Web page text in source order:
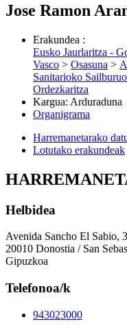
Jose Ramon
Erakundea :
Eusko Jaurlaritza -
Vasco > Osasuna >
Sanitarioko
Ordezkaritza
Kargua: Arduraduna
Organigrama
Harremanetarako
Lotutako erakundeak
Helbidea
Avenida Sancho El Sabio,
20010 Donostia / San
Gipuzkoa
Telefonoa/k
943023000